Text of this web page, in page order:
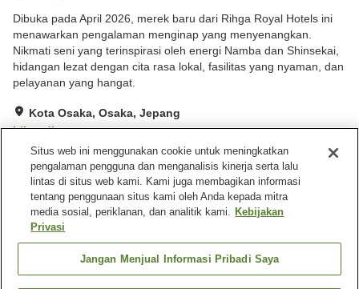
Dibuka pada April 2026, merek baru dari Rihga Royal Hotels ini
menawarkan pengalaman menginap yang menyenangkan.
Nikmati seni yang terinspirasi oleh energi Namba dan Shinsekai,
hidangan lezat dengan cita rasa lokal, fasilitas yang nyaman, dan
pelayanan yang hangat.
Kota Osaka, Osaka, Jepang
Lihat di peta
Hebat Ulasan:72
Fasilitas properti
Wi-Fi
stasiun
Benar-benar bebas rokok
Situs web ini menggunakan cookie untuk meningkatkan
pengalaman pengguna dan menganalisis kinerja serta lalu
lintas di situs web kami. Kami juga membagikan informasi
tentang penggunaan situs kami oleh Anda kepada mitra
media sosial, periklanan, dan analitik kami. Kebijakan
Privasi
Jangan Menjual Informasi Pribadi Saya